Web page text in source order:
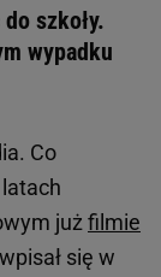
szkoły.
wypadku
Co
już filmie
się w